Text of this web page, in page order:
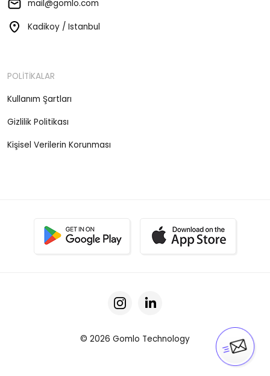
mail@gomlo.com
Kadikoy / Istanbul
POLİTİKALAR
Kullanım Şartları
Gizlilik Politikası
Kişisel Verilerin Korunması
© 2026 Gomlo Technology